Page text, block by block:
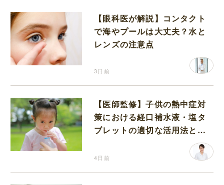
【眼科医が解説】コンタクト
で海やプールは大丈夫？水と
レンズの注意点
3日前
【医師監修】子供の熱中症対
策における経口補水液・塩タ
ブレットの適切な活用法と水
4日前